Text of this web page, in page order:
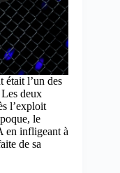
était l’un des
Les deux
l’exploit
le
en infligeant à
de sa